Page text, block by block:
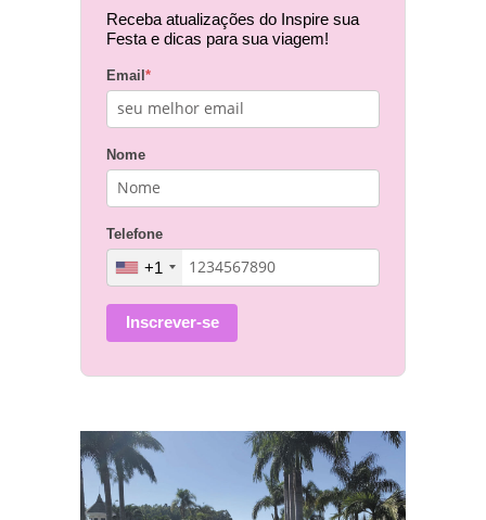
Receba atualizações do Inspire sua
Festa e dicas para sua viagem!
Email *
Nome
Telefone
+1
Inscrever-se